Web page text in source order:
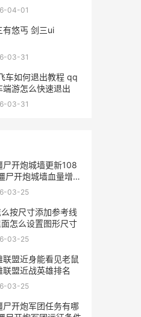
04-01
有悠丐 剑三ui
03-31
车如何退出教程 qq
端游怎么快速退出
03-31
尸开炮城墙更新108
尸开炮城墙血量增加
03-25
按尺寸添加参考线
怎么设置图形尺寸
03-25
联盟近身能看见老鼠
联盟近战英雄排名
03-25
尸开炮军团任务有哪